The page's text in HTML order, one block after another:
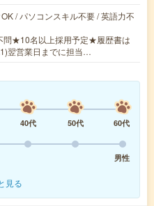
/ パソコンスキル不要 / 英語力不
問★10名以上採用予定★履歴書は
翌営業日までに担当…
40代 50代
60代
男性
見る